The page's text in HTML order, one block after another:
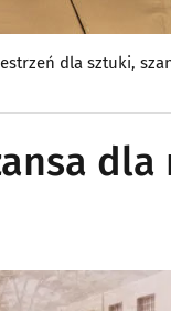
dla sztuki,